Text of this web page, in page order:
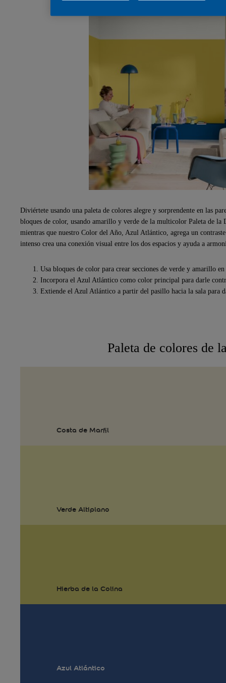
Diviértete usando una paleta de colores alegre y sorprendente en las
bloques de color, usando amarillo y verde de la multicolor Paleta de
mientras que nuestro Color del Año, Azul Atlántico, agrega un
intenso crea una conexión visual entre los dos espacios y ayuda a
Usa bloques de color para crear secciones de verde y amarillo en
Incorpora el Azul Atlántico como color principal para darle
Extiende el Azul Atlántico a partir del pasillo hacia la sala para
Paleta de colores de
Costa de Marfil
Verde Altiplano
Hierba de la Colina
Azul Atlántico